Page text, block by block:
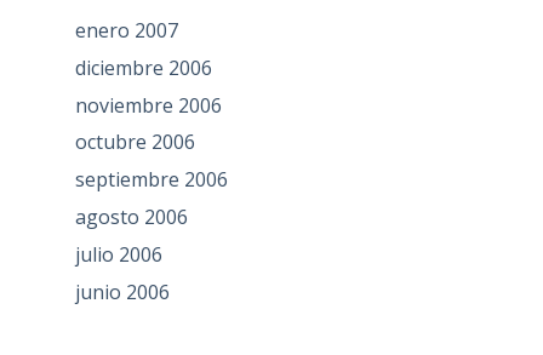
enero 2007
diciembre 2006
noviembre 2006
octubre 2006
septiembre 2006
agosto 2006
julio 2006
junio 2006